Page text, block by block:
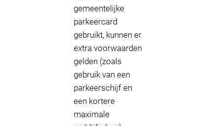
gemeentelijke
parkeercard
gebruikt, kunnen er
extra voorwaarden
gelden (zoals
gebruik van een
parkeerschijf en
een kortere
maximale